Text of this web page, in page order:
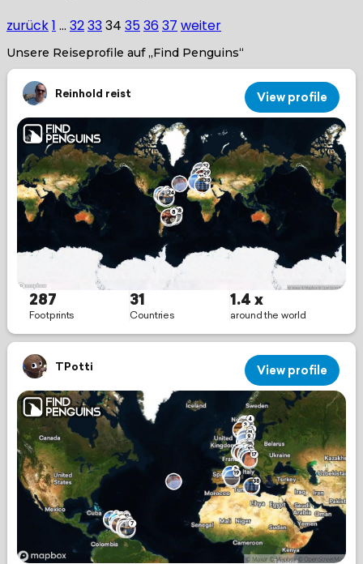
zurück1 … 323334 3536 37 weiter
Unsere Reiseprofile auf „Find Penguins“